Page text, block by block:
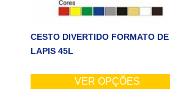
CESTO DIVERTIDO FORMATO DE
LAPIS 45L
VER OPÇÕES